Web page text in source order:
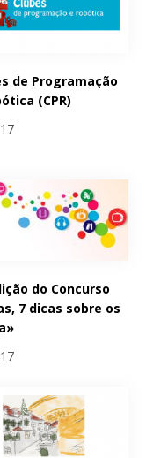
de Programação
(CPR)
do Concurso
7 dicas sobre os